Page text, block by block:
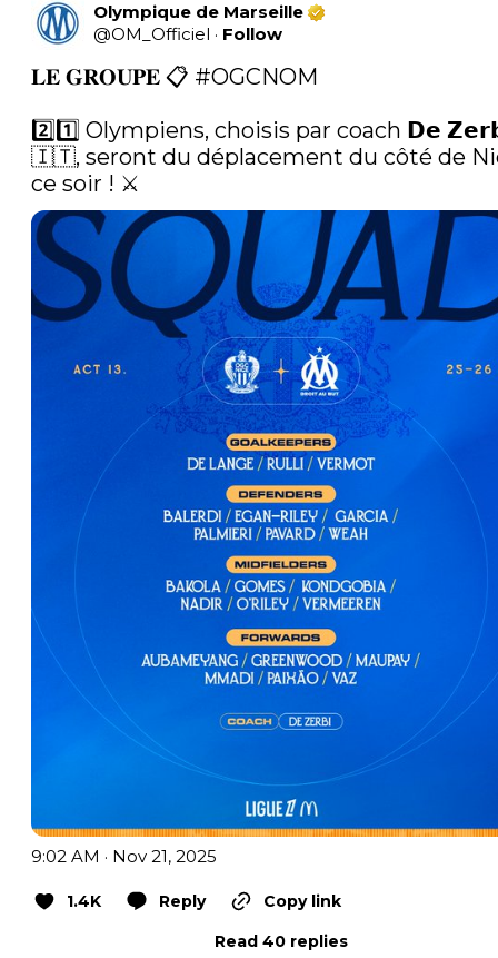
Olympique de Marseille
@OM_Officiel · Follow
𝐋𝐄 𝐆𝐑𝐎𝐔𝐏𝐄 📋 #OGCNOM
2️⃣1️⃣ Olympiens, choisis par coach 𝗗𝗲
🇮🇹, seront du déplacement du côté de
ce soir ! ⚔️
9:02 AM · Nov 21, 2025
1.4K Reply
Copy link
Read 40 replies